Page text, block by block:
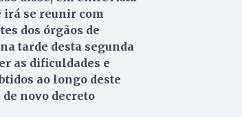
irá se reunir com
dos órgãos de
tarde desta segunda
as dificuldades e
ao longo deste
novo decreto